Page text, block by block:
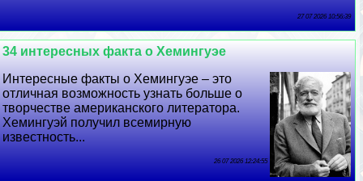
27 07 2026 10:56:39
34 интересных факта о Хемингуэе
Интересные факты о Хемингуэе – это
отличная возможность узнать больше о
творчестве американского литератора.
Хемингуэй получил всемирную
известность...
26 07 2026 12:24:55